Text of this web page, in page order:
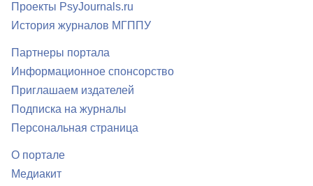
Проекты PsyJournals.ru
История журналов МГППУ
Партнеры портала
Информационное спонсорство
Приглашаем издателей
Подписка на журналы
Персональная страница
О портале
Медиакит